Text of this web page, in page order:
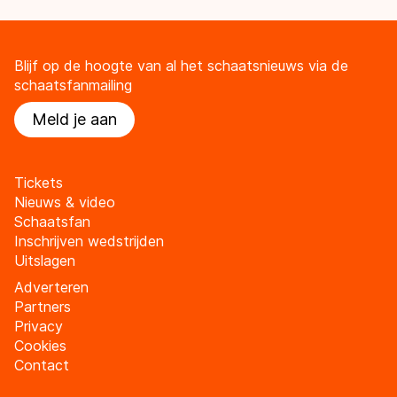
Blijf op de hoogte van al het schaatsnieuws via de
schaatsfanmailing
Meld je aan
Tickets
Nieuws & video
Schaatsfan
Inschrijven wedstrijden
Uitslagen
Adverteren
Partners
Privacy
Cookies
Contact